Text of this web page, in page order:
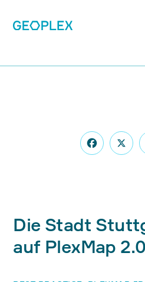
Die Stadt
auf PlexMap 2.0